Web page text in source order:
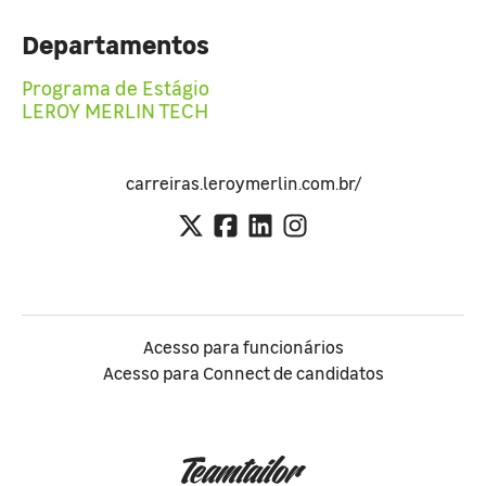
Departamentos
Programa de Estágio
LEROY MERLIN TECH
carreiras.leroymerlin.com.br/
Acesso para funcionários
Acesso para Connect de candidatos